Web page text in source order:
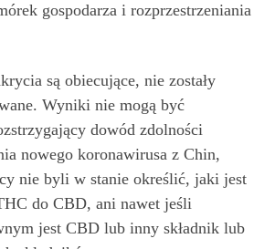
gospodarza i rozprzestrzeniania
są obiecujące, nie zostały
Wyniki nie mogą być
dowód zdolności
nowego koronawirusa z Chin,
nie byli w stanie określić, jaki jest
do CBD, ani nawet jeśli
jest CBD lub inny składnik lub